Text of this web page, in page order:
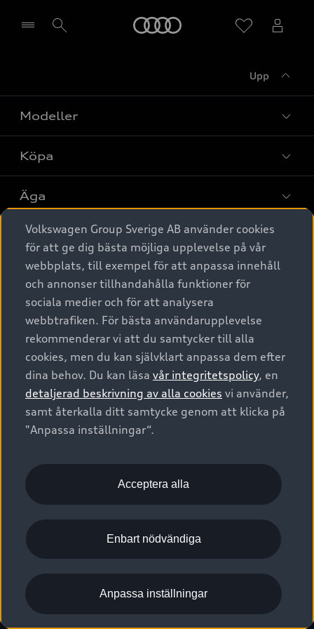
Upp
Modeller
Alla modeller
Elbilar
A6 modellerna
SUV
Avant
Audi Sport
Köpa
Privaterbjudanden
Privatleasing
Nya bilar i lager
Begagnade bilar i lager
Audi approved :plus - så gott som nya
Finansiering
Audi exclusive
Provkörning
Äga
Service & tillbehör
Audi digital services
Originaltillbehör - köp online
Garantier
Försäkring
Digitala manualer för din Audi
Audi Collection – livsstilsartiklar
Vanliga frågor
2G/3G nätet stängs ned - Hur påverkas min bil av detta?
Tjänstebil
Tjänstebil
Business lease online
Företagsleasing
Om Audi Sverige
Kontakta oss
Audi Återförsäljare/-serviceverkstad
myAudi
Pressmeddelanden
Nyhetsbrev
Vårt hållbarhetsarbete
Lediga tjänster huvudkontor
Lediga tjänster hos Audi Återförsäljare
Kommentar till mediauppgifter om dataläcka
© 2026 AUDI SVERIGE. All Rights Reserved.
Utgivare Juridiskt
Juridiskt Audi AG
Juridiskt Audi Digital Giveaway
Anpassa inställningar för cookies
Visselblåsarkanaler
Volkswagen Group Sverige AB använder cookies
för att ge dig bästa möjliga upplevelse på vår
webbplats, till exempel för att anpassa innehåll
och annonser tillhandahålla funktioner för
sociala medier och för att analysera
webbtrafiken. För bästa användarupplevelse
rekommenderar vi att du samtycker till alla
cookies, men du kan självklart anpassa dem efter
dina behov. Du kan läsa vår integritetspolicy, en
detaljerad beskrivning av alla cookies vi använder,
samt återkalla ditt samtycke genom att klicka på
"Anpassa inställningar“.
Acceptera alla
Enbart nödvändiga
Anpassa inställningar